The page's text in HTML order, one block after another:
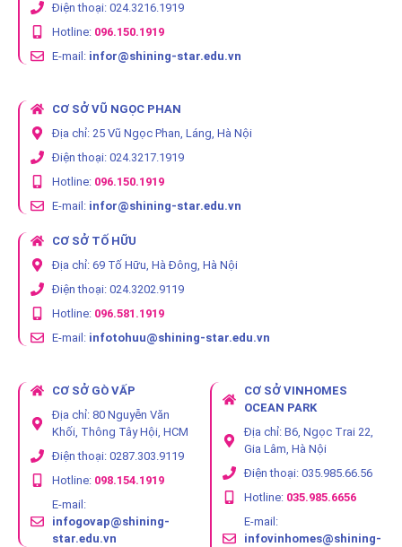
Điện thoại: 024.3216.1919
Hotline: 096.150.1919
E-mail: infor@shining-star.edu.vn
CƠ SỞ VŨ NGỌC PHAN
Địa chỉ: 25 Vũ Ngọc Phan, Láng, Hà Nội
Điện thoại: 024.3217.1919
Hotline: 096.150.1919
E-mail: infor@shining-star.edu.vn
CƠ SỞ TỐ HỮU
Địa chỉ: 69 Tố Hữu, Hà Đông, Hà Nội
Điện thoại: 024.3202.9119
Hotline: 096.581.1919
E-mail: infotohuu@shining-star.edu.vn
CƠ SỞ GÒ VẤP
Địa chỉ: 80 Nguyễn Văn
Khối, Thông Tây Hội, HCM
Điện thoại: 0287.303.9119
Hotline: 098.154.1919
E-mail:
infogovap@shining-
star.edu.vn
CƠ SỞ VINHOMES
OCEAN PARK
Địa chỉ: B6, Ngọc Trai 22,
Gia Lâm, Hà Nội
Điện thoại: 035.985.66.56
Hotline: 035.985.6656
E-mail:
infovinhomes@shining-